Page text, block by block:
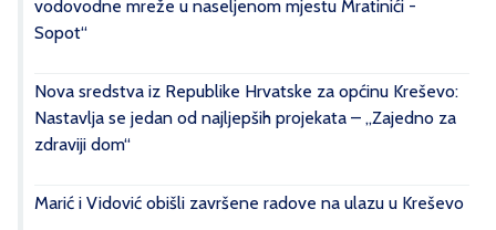
vodovodne mreže u naseljenom mjestu Mratinići -
Sopot“
Nova sredstva iz Republike Hrvatske za općinu Kreševo:
Nastavlja se jedan od najljepših projekata – „Zajedno za
zdraviji dom“
Marić i Vidović obišli završene radove na ulazu u Kreševo